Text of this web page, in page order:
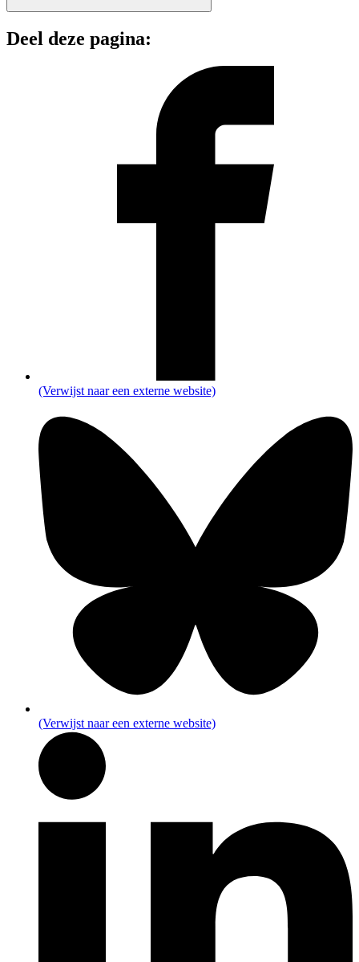
Deel deze pagina:
(Verwijst naar een externe website)
(Verwijst naar een externe website)